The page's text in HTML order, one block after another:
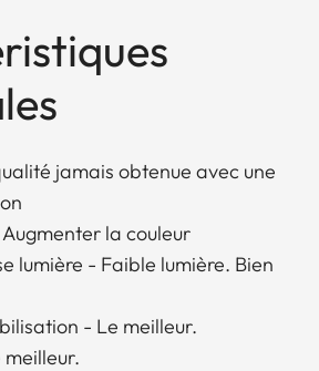
jamais obtenue avec une
la couleur
lumière - Faible lumière. Bien
- Le meilleur.